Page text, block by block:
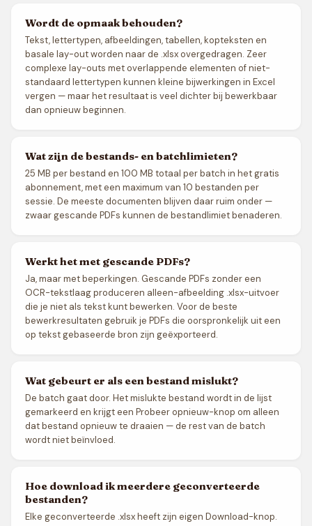
Wordt de opmaak behouden?
Tekst, lettertypen, afbeeldingen, tabellen, kopteksten en
basale lay-out worden naar de .xlsx overgedragen. Zeer
complexe lay-outs met overlappende elementen of niet-
standaard lettertypen kunnen kleine bijwerkingen in Excel
vergen — maar het resultaat is veel dichter bij bewerkbaar
dan opnieuw beginnen.
Wat zijn de bestands- en batchlimieten?
25 MB per bestand en 100 MB totaal per batch in het gratis
abonnement, met een maximum van 10 bestanden per
sessie. De meeste documenten blijven daar ruim onder —
zwaar gescande PDFs kunnen de bestandlimiet benaderen.
Werkt het met gescande PDFs?
Ja, maar met beperkingen. Gescande PDFs zonder een
OCR-tekstlaag produceren alleen-afbeelding .xlsx-uitvoer
die je niet als tekst kunt bewerken. Voor de beste
bewerkresultaten gebruik je PDFs die oorspronkelijk uit een
op tekst gebaseerde bron zijn geëxporteerd.
Wat gebeurt er als een bestand mislukt?
De batch gaat door. Het mislukte bestand wordt in de lijst
gemarkeerd en krijgt een Probeer opnieuw-knop om alleen
dat bestand opnieuw te draaien — de rest van de batch
wordt niet beïnvloed.
Hoe download ik meerdere geconverteerde
bestanden?
Elke geconverteerde .xlsx heeft zijn eigen Download-knop.